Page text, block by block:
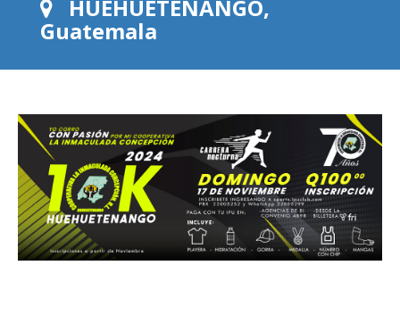
HUEHUETENANGO,
Guatemala